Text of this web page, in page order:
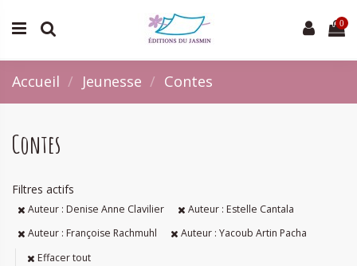
0
Accueil Jeunesse Contes
Contes
Filtres actifs
Auteur : Denise Anne Clavilier
Auteur : Estelle Cantala
Auteur : Françoise Rachmuhl
Auteur : Yacoub Artin Pacha
Effacer tout